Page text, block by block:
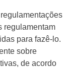
regulamentam
para fazê-lo.
sobre
de acordo